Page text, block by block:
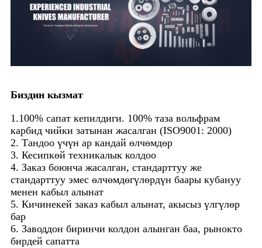
Биздин кызмат
1.100% сапат кепилдиги. 100% таза вольфрам
карбид чийки затынан жасалган (ISO9001: 2000)
2. Тандоо үчүн ар кандай өлчөмдөр
3. Кесипкөй техникалык колдоо
4. Заказ боюнча жасалган, стандарттуу же
стандарттуу эмес өлчөмдөгүлөрдүн баары кубануу
менен кабыл алынат
5. Кичинекей заказ кабыл алынат, акысыз үлгүлөр
бар
6. Заводдон биринчи колдон алынган баа, рынокто
бирдей сапатта